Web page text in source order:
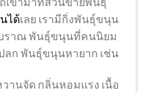
ได้เลย เรามีกิ่งพันธุ์ขนุน
ราณ พันธุ์ขนุนที่คนนิยม
ก พันธุ์ขนุนหายาก เช่น
านจัด กลิ่นหอมแรง เนื้อ